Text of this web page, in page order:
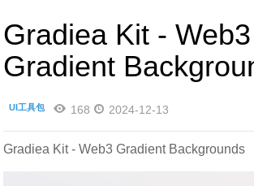
Gradiea Kit - Web3
Gradient
UI工具包 168 2024-12-13
Gradiea Kit - Web3 Gradient Backgrounds